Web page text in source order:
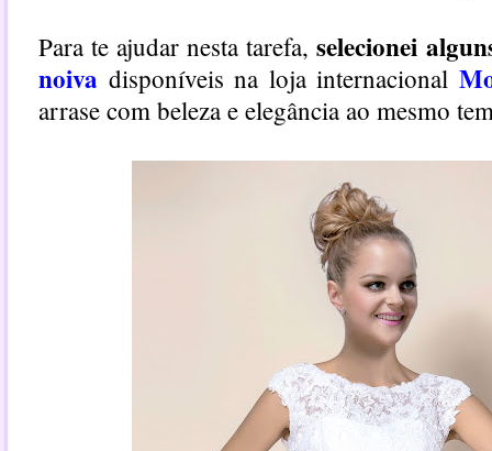
Para te ajudar nesta tarefa,selecionei
noiva disponíveis na loja internacional
arrase com beleza e elegância ao mesmo